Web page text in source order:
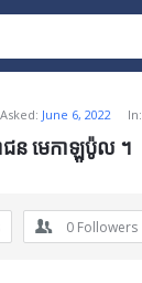
Asked: June 6, 2022 In:
ជន មេកាឡូប៉ូល ។
0 Followers